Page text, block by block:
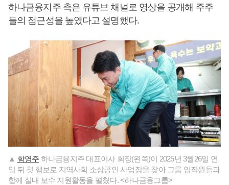
하나금융지주 측은 유튜브 채널로 영상을 공개해 주주
들의 접근성을 높였다고 설명했다.
▲ 함영주 하나금융지주 대표이사 회장(왼쪽)이 2025년 3월26일 연
임 뒤 첫 행보로 지역사회 소상공인 사업장을 찾아 그룹 임직원들과
함께 실내 보수 지원활동을 펼쳤다. <하나금융그룹>